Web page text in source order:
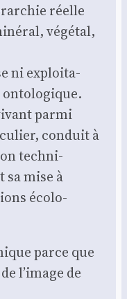
réelle
végé­tal,
ni exploi­ta­
par­mi
conduit à
tech­ni­
sa mise à
éco­lo­
parce que
l’image de